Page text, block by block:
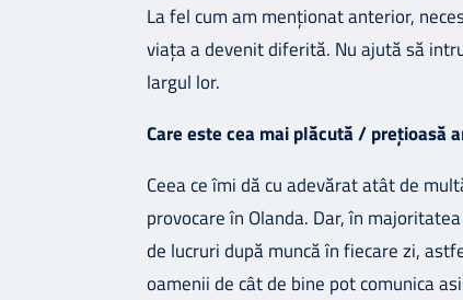
La fel cum am menționat anterior,
viața a devenit diferită. Nu ajută să
largul lor.
Care este cea mai plăcută / prețioasă
Ceea ce îmi dă cu adevărat atât de
provocare în Olanda. Dar, în
de lucruri după muncă în fiecare zi,
oamenii de cât de bine pot comunica